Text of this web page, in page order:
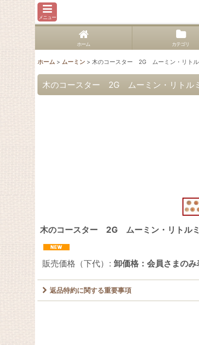
メニュー
ホーム カテゴリ
ホーム > ムーミン > 木のコースター 2G ムーミン・リトル
木のコースター 2G ムーミン・リトル
木のコースター 2G ムーミン・リトルミ
販売価格（下代） : 卸価格：会員さまのみ
返品特約に関する重要事項